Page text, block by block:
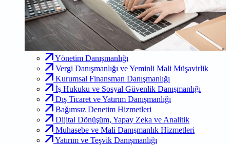
Yönetim Danışmanlığı
Vergi Danışmanlığı ve Yeminli Mali Müşavirlik
Kurumsal Finansman Danışmanlığı
İş Hukuku ve Sosyal Güvenlik Danışmanlığı
Dış Ticaret ve Yatırım Danışmanlığı
Bağımsız Denetim Hizmetleri
Dijital Dönüşüm, Yapay Zeka ve Analitik
Muhasebe ve Mali Danışmanlık Hizmetleri
Yatırım ve Teşvik Danışmanlığı